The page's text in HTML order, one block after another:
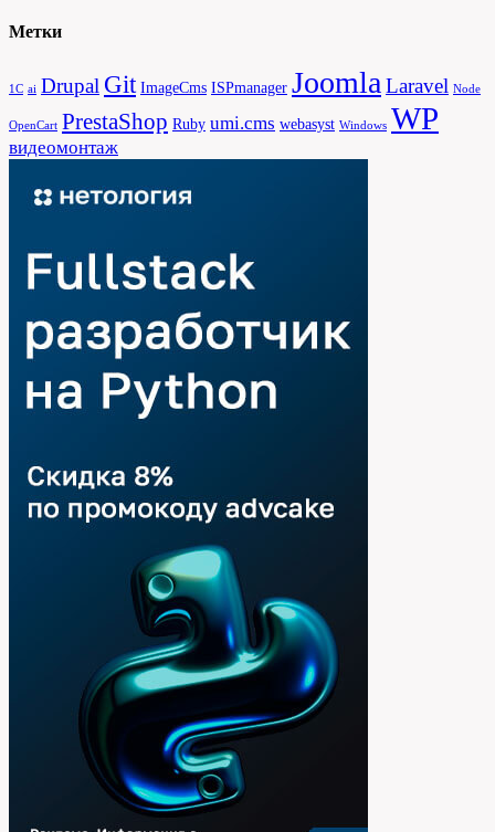
Метки
1С ai Drupal Git ImageCms ISPmanager Joomla Laravel Node
OpenCart PrestaShop Ruby umi.cms webasyst Windows WP
видеомонтаж